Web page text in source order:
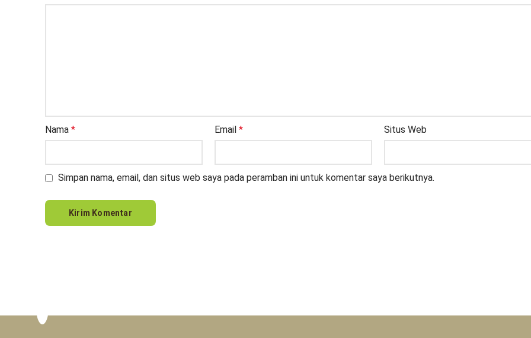
Nama * Email * Situs Web
Simpan nama, email, dan situs web saya pada peramban ini untuk komentar saya berikutnya.